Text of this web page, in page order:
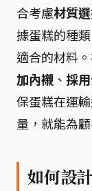
合考慮材質
據蛋糕的種
適合的材料
加內襯 、 採
保蛋糕在運
量，就能為
如何設